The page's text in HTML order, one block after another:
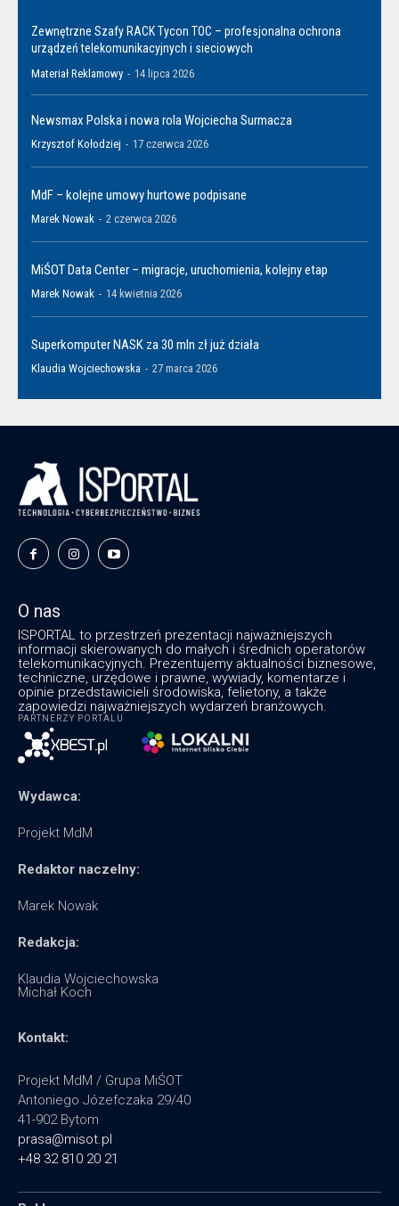
Zewnętrzne Szafy RACK Tycon TOC – profesjonalna ochrona
urządzeń telekomunikacyjnych i sieciowych
Materiał Reklamowy - 14 lipca 2026
Newsmax Polska i nowa rola Wojciecha Surmacza
Krzysztof Kołodziej - 17 czerwca 2026
MdF – kolejne umowy hurtowe podpisane
Marek Nowak - 2 czerwca 2026
MiŚOT Data Center – migracje, uruchomienia, kolejny etap
Marek Nowak - 14 kwietnia 2026
Superkomputer NASK za 30 mln zł już działa
Klaudia Wojciechowska - 27 marca 2026
O nas
ISPORTAL to przestrzeń prezentacji najważniejszych
informacji skierowanych do małych i średnich operatorów
telekomunikacyjnych. Prezentujemy aktualności biznesowe,
techniczne, urzędowe i prawne, wywiady, komentarze i
opinie przedstawicieli środowiska, felietony, a także
zapowiedzi najważniejszych wydarzeń branżowych.
PARTNERZY PORTALU
Wydawca:
Projekt MdM
Redaktor naczelny:
Marek Nowak
Redakcja:
Klaudia Wojciechowska
Michał Koch
Kontakt:
Projekt MdM / Grupa MiŚOT
Antoniego Józefczaka 29/40
41-902 Bytom
prasa@misot.pl
+48 32 810 20 21